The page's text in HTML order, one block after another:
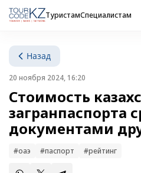
ТуристамСпециалистам
Назад
20 ноября 2024, 16:20
Стоимость
загранпаспорта
документами
#оаэ #паспорт #рейтинг